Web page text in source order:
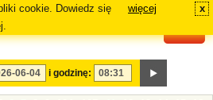
cookie. Dowiedz się
więcej x
i godzinę: